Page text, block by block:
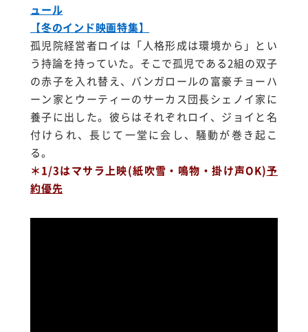
ュール
【冬のインド映画特集】
孤児院経営者ロイは「人格形成は環境から」 とい
う持論を持っていた。 そこで孤児である2組の双子
の赤子を入れ替え、 バンガロールの富豪チョーハ
ーン家とウーティーのサーカス団長シェノイ家に
養子に出した。彼らはそれぞれロイ、 ジョイと名
付けられ、長じて一堂に会し、騒動が巻き起こ
る。
＊1/3はマサラ上映(紙吹雪・鳴物・掛け声OK)予
約優先